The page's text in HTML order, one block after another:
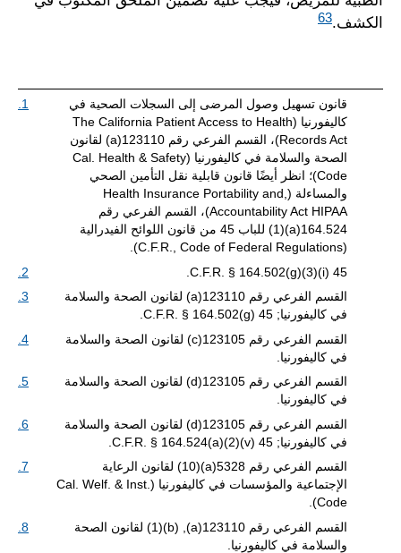
الكشف.63
1.
قانون تسهيل وصول المرضى إلى السجلات الصحية في
كاليفورنيا (The California Patient Access to Health
Records Act)، القسم الفرعي رقم 123110(a) لقانون
الصحة والسلامة في كاليفورنيا (Cal. Health & Safety
Code)؛ انظر أيضًا قانون قابلية نقل التأمين الصحي
والمساءلة (,Health Insurance Portability and
Accountability Act HIPAA)، القسم الفرعي رقم
164.524(a)(1) للباب 45 من قانون اللوائح الفيدرالية
(C.F.R., Code of Federal Regulations).
2.
45 C.F.R. § 164.502(g)(3)(i).
3.
القسم الفرعي رقم 123110(a) لقانون الصحة والسلامة
في كاليفورنيا; 45 C.F.R. § 164.502(g).
4.
القسم الفرعي رقم 123105(c) لقانون الصحة والسلامة
في كاليفورنيا.
5.
القسم الفرعي رقم 123105(d) لقانون الصحة والسلامة
في كاليفورنيا.
6.
القسم الفرعي رقم 123105(d) لقانون الصحة والسلامة
في كاليفورنيا; 45 C.F.R. § 164.524(a)(2)(v).
7.
القسم الفرعي رقم 5328(a)(10) لقانون الرعاية
الإجتماعية والمؤسسات في كاليفورنيا (Cal. Welf. & Inst.
Code).
8.
القسم الفرعي رقم 123110(a), (b)(1) لقانون الصحة
والسلامة في كاليفورنيا.